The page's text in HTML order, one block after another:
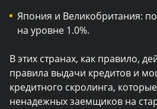
Япония и Великобритания:
на уровне 1.0%.
В этих странах, как правило,
правила выдачи кредитов и
кредитного скролинга,
ненадежных заемщиков на